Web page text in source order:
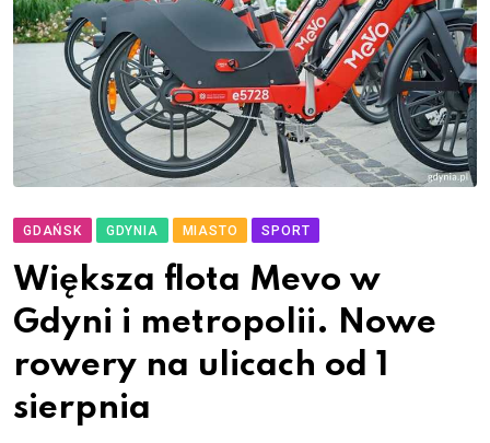
GDAŃSK GDYNIA MIASTO SPORT
Większa flota Mevo w
Gdyni i metropolii. Nowe
rowery na ulicach od 1
sierpnia